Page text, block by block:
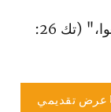
"فأقامَ لهُم إسحَقُ وليمةً، فأكلوا وشبِــعوا،" (تك 26:
عرض تقديمي